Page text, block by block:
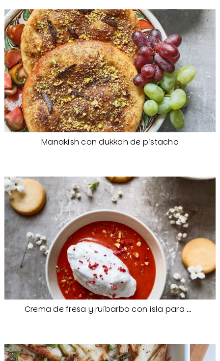
Manakish con dukkah de pistacho
Crema de fresa y ruibarbo con isla para Camille